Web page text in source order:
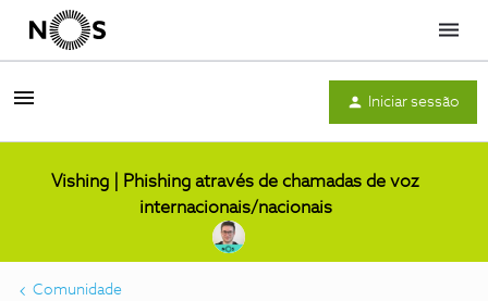
Menu
Iniciar sessão
Vishing | Phishing através de chamadas de voz
internacionais/nacionais
Comunidade